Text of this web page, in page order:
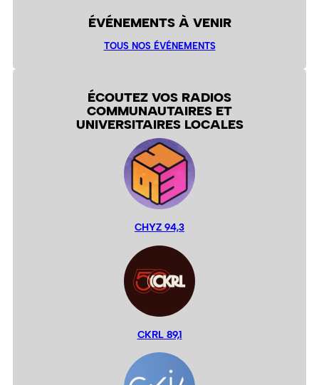
ÉVÉNEMENTS À VENIR
TOUS NOS ÉVÉNEMENTS
ÉCOUTEZ VOS RADIOS
COMMUNAUTAIRES ET
UNIVERSITAIRES LOCALES
CHYZ 94,3
CKRL 89,1